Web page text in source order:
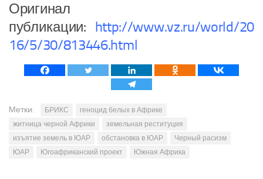
Оригинал
публикации: http://www.vz.ru/world/20
16/5/30/813446.html
Метки: БРИКС
геноцид белых в Африке
житница черной Африки
земельная реституция
изъятие земель в ЮАР
обстановка в ЮАР
Черный расизм
ЮАР
Югоафриканский проект Южная Африка